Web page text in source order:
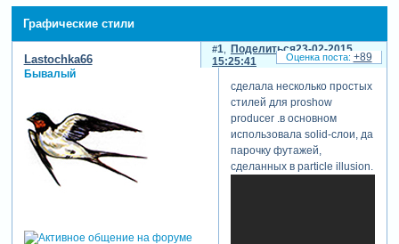
Графические стили
Поделиться
1
23-02-2015
15:25:41
Lastochka66
Бывалый
сделала несколько простых
стилей для proshow
producer .в основном
использовала solid-слои, да
парочку футажей,
сделанных в particle illusion.
+89